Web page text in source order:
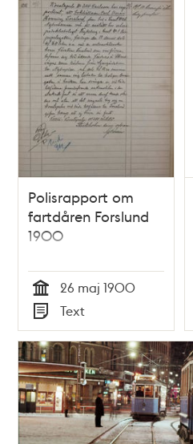
Polisrapport om
fartdåren Forslund
1900
Tid
26 maj 1900
Typ
Text